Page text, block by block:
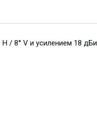
H / 8° V и усилением 18 дБи